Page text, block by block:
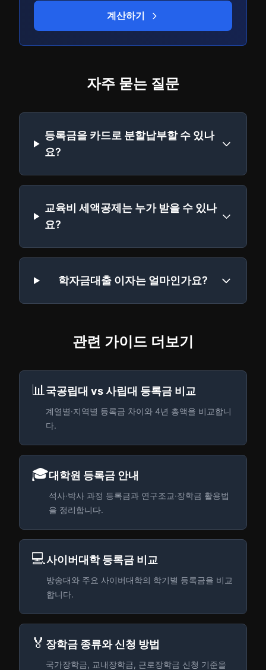
계산하기
자주 묻는 질문
등록금을 카드로 분할납부할 수 있나
요?
교육비 세액공제는 누가 받을 수 있나
요?
학자금대출 이자는 얼마인가요?
관련 가이드 더보기
📊국공립대 vs 사립대 등록금 비교
계열별·지역별 등록금 차이와 4년 총액을 비교합니
다.
🎓대학원 등록금 안내
석사·박사 과정 등록금과 연구조교·장학금 활용법
을 정리합니다.
💻사이버대학 등록금 비교
방송대와 주요 사이버대학의 학기별 등록금을 비교
합니다.
🏅 장학금 종류와 신청 방법
국가장학금, 교내장학금, 근로장학금 신청 기준을